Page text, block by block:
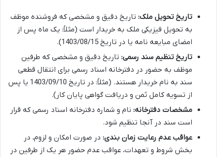
تاریخ تحویل ملک: تاریخ دقیق و مشخصی که فروشنده موظف
به تحویل فیزیکی ملک به خریدار است (مثلاً: یک ماه پس از
امضای مبایعه نامه یا در تاریخ 1403/08/15).
تاریخ تنظیم سند رسمی: تاریخ دقیق و مشخصی که طرفین
موظف به حضور در دفترخانه اسناد رسمی برای انتقال قطعی
سند به نام خریدار هستند. (مثلاً: در تاریخ 1403/09/10 یا پس
از تسویه کامل ثمن و دریافت گواهی پایان کار).
مشخصات دفترخانه: نام و شماره دفترخانه اسناد رسمی که قرار
است سند در آنجا تنظیم شود.
عواقب عدم رعایت زمان بندی: در صورت امکان و لزوم، در
بخش شروط و تعهدات، عواقب عدم حضور هر یک از طرفین در